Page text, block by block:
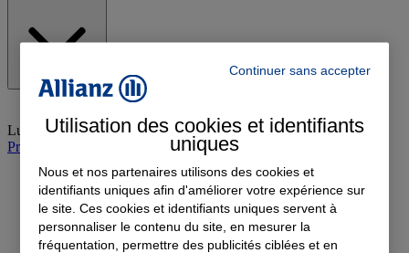
Lundi : Fermé
Prendre rendez-vous à l'agence
Continuer sans accepter
Utilisation des cookies et identifiants
uniques
Nous et nos partenaires utilisons des cookies et
identifiants uniques afin d'améliorer votre expérience sur
le site. Ces cookies et identifiants uniques servent à
personnaliser le contenu du site, en mesurer la
fréquentation, permettre des publicités ciblées et en